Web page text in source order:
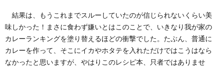
結果は、もうこれまでスルーしていたのが信じられないくらい美
味しかった！まさに食わず嫌いとはこのことで、いきなり我が家の
カレーランキングを塗り替えるほどの衝撃でした。たぶん、普通に
カレーを作って、そこにイカやホタテを入れただけではこうはなら
なかったと思いますが、やはりこのレシピ本、只者ではありませ